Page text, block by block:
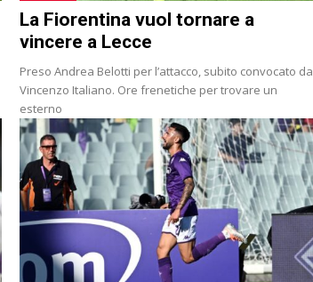
La Fiorentina vuol tornare a
vincere a Lecce
Preso Andrea Belotti per l’attacco, subito convocato da
Vincenzo Italiano. Ore frenetiche per trovare un
esterno